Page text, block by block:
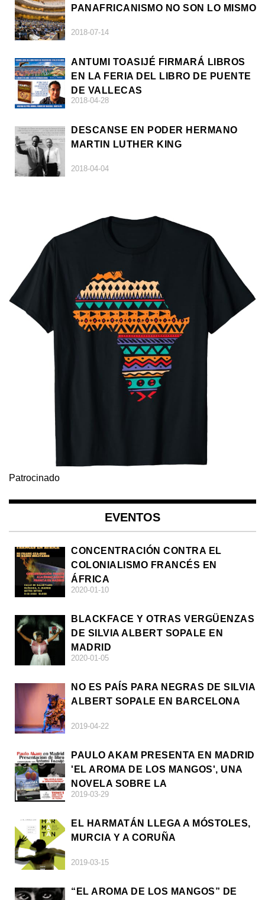
PANAFRICANISMO NO SON LO MISMO
2018-07-14
ANTUMI TOASIJÉ FIRMARÁ LIBROS
EN LA FERIA DEL LIBRO DE PUENTE
DE VALLECAS
2018-04-28
DESCANSE EN PODER HERMANO
MARTIN LUTHER KING
2018-04-04
Patrocinado
EVENTOS
CONCENTRACIÓN CONTRA EL
COLONIALISMO FRANCÉS EN
ÁFRICA
2020-01-10
BLACKFACE Y OTRAS VERGÜENZAS
DE SILVIA ALBERT SOPALE EN
MADRID
2020-01-05
NO ES PAÍS PARA NEGRAS DE SILVIA
ALBERT SOPALE EN BARCELONA
2019-04-22
PAULO AKAM PRESENTA EN MADRID
'EL AROMA DE LOS MANGOS', UNA
NOVELA SOBRE LA
AFRODESCENDENCIA
2019-03-29
EL HARMATÁN LLEGA A MÓSTOLES,
MURCIA Y A CORUÑA
2019-03-15
“EL AROMA DE LOS MANGOS” DE